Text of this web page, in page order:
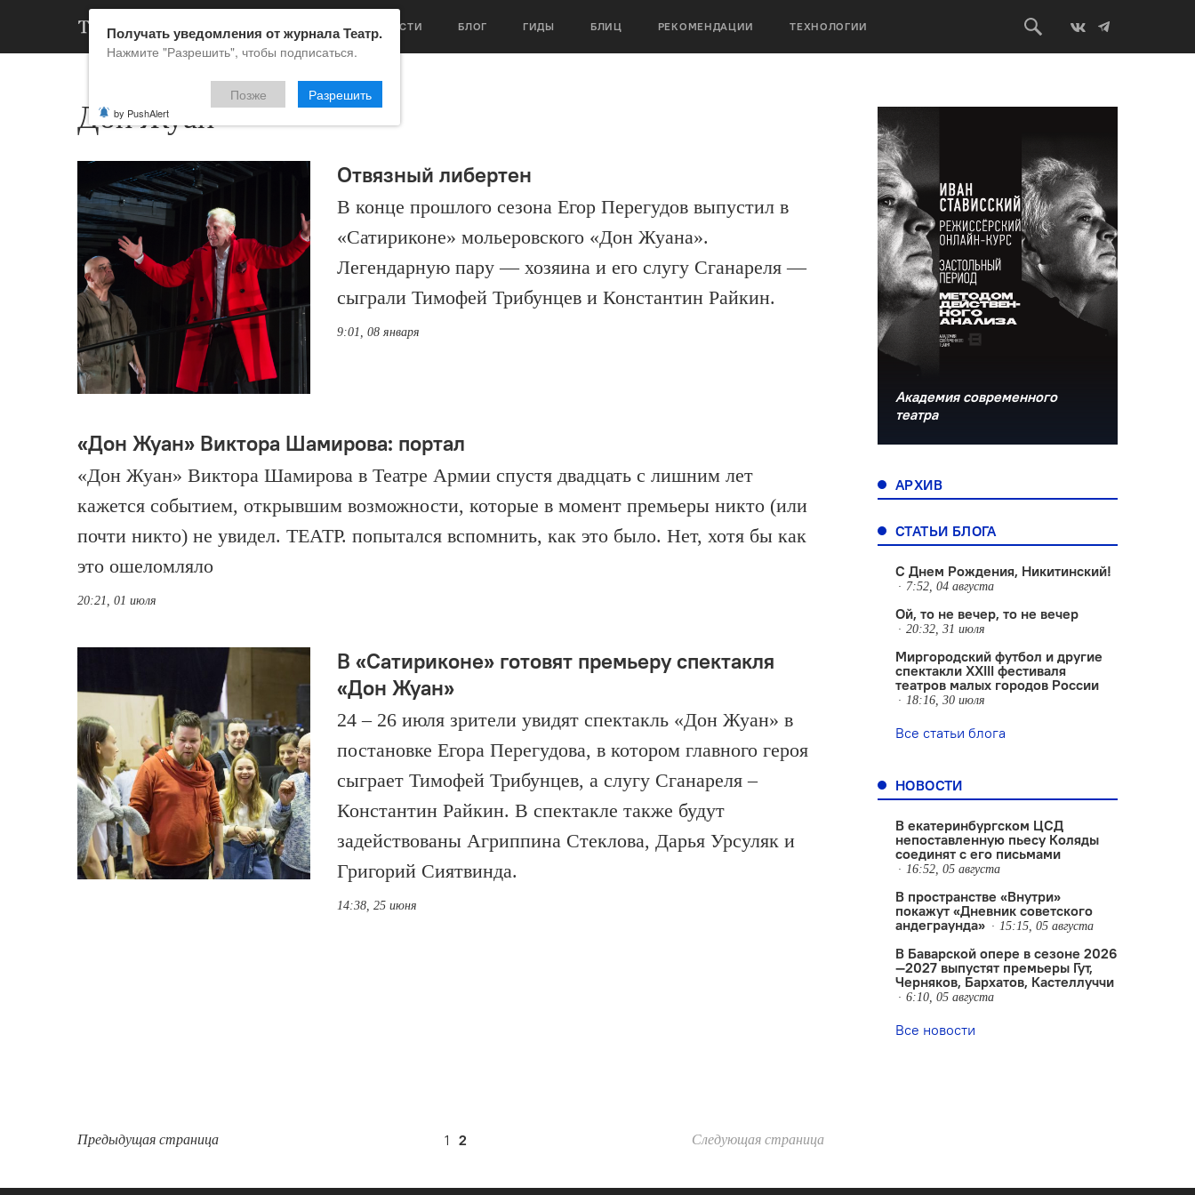
НОВОСТИ БЛОГ ГИДЫ БЛИЦ РЕКОМЕНДАЦИИ ТЕХНОЛОГИИ
Дон Жуан
Отвязный либертен
В конце прошлого сезона Егор Перегудов выпустил в
«Сатириконе» мольеровского «Дон Жуана».
Легендарную пару — хозяина и его слугу Сганареля —
сыграли Тимофей Трибунцев и Константин Райкин.
9:01, 08 января
«Дон Жуан» Виктора Шамирова: портал
«Дон Жуан» Виктора Шамирова в Театре Армии спустя двадцать с лишним лет
кажется событием, открывшим возможности, которые в момент премьеры никто (или
почти никто) не увидел. ТЕАТР. попытался вспомнить, как это было. Нет, хотя бы как
это ошеломляло
20:21, 01 июля
В «Сатириконе» готовят премьеру спектакля
«Дон Жуан»
24 – 26 июля зрители увидят спектакль «Дон Жуан» в
постановке Егора Перегудова, в котором главного героя
сыграет Тимофей Трибунцев, а слугу Сганареля –
Константин Райкин. В спектакле также будут
задействованы Агриппина Стеклова, Дарья Урсуляк и
Григорий Сиятвинда.
14:38, 25 июня
Академия современного
театра
АРХИВ
СТАТЬИ БЛОГА
С Днем Рождения, Никитинский!
7:52, 04 августа
Ой, то не вечер, то не вечер
20:32, 31 июля
Миргородский футбол и другие
спектакли XXIII фестиваля
театров малых городов России
18:16, 30 июля
Все статьи блога
НОВОСТИ
В екатеринбургском ЦСД
непоставленную пьесу Коляды
соединят с его письмами
16:52, 05 августа
В пространстве «Внутри»
покажут «Дневник советского
андеграунда»
15:15, 05 августа
В Баварской опере в сезоне 2026
—2027 выпустят премьеры Гут,
Черняков, Бархатов, Кастеллуччи
6:10, 05 августа
Все новости
Предыдущая страница 1 2 Следующая страница
Получать уведомления от журнала Театр.
Нажмите "Разрешить", чтобы подписаться.
Позже Разрешить
by PushAlert